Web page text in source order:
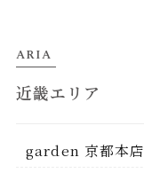
ARIA
近畿エリア
garden 京都本店